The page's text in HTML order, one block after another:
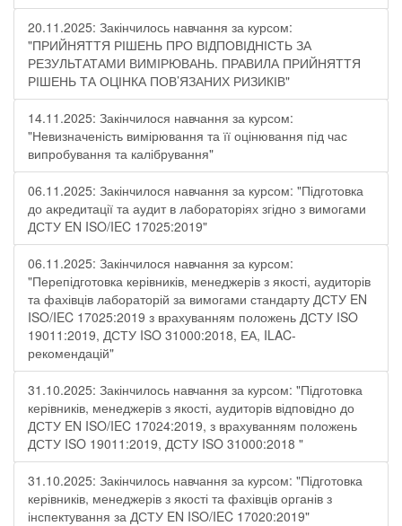
20.11.2025: Закінчилось навчання за курсом:
"ПРИЙНЯТТЯ РІШЕНЬ ПРО ВІДПОВІДНІСТЬ ЗА
РЕЗУЛЬТАТАМИ ВИМІРЮВАНЬ. ПРАВИЛА ПРИЙНЯТТЯ
РІШЕНЬ ТА ОЦІНКА ПОВ’ЯЗАНИХ РИЗИКІВ"
14.11.2025: Закінчилося навчання за курсом:
"Невизначеність вимірювання та її оцінювання під час
випробування та калібрування"
06.11.2025: Закінчилося навчання за курсом: "Підготовка
до акредитації та аудит в лабораторіях згідно з вимогами
ДСТУ EN ISO/IEC 17025:2019"
06.11.2025: Закінчилося навчання за курсом:
"Перепідготовка керівників, менеджерів з якості, аудиторів
та фахівців лабораторій за вимогами стандарту ДСТУ EN
ISO/IEC 17025:2019 з врахуванням положень ДСТУ ISO
19011:2019, ДСТУ ISO 31000:2018, ЕА, ILAC-
рекомендацій"
31.10.2025: Закінчилось навчання за курсом: "Підготовка
керівників, менеджерів з якості, аудиторів відповідно до
ДСТУ EN ISO/IEC 17024:2019, з врахуванням положень
ДСТУ ISO 19011:2019, ДСТУ ISO 31000:2018 "
31.10.2025: Закінчилось навчання за курсом: "Підготовка
керівників, менеджерів з якості та фахівців органів з
інспектування за ДСТУ EN ISO/IEC 17020:2019"